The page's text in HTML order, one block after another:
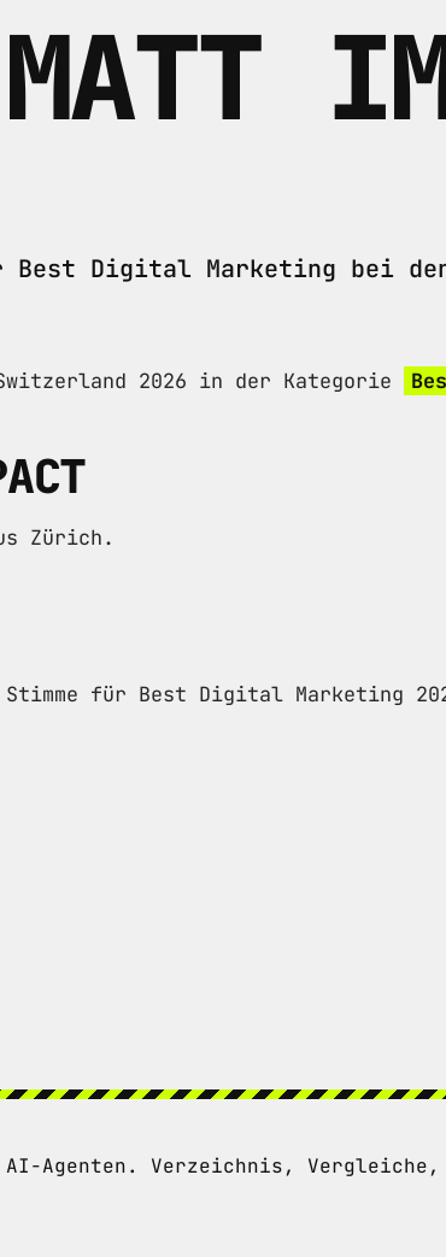
Best Digital Marketing bei
2026 in der Kategorie
Zürich.
für Best Digital Marketing
AI-Agenten. Verzeichnis,